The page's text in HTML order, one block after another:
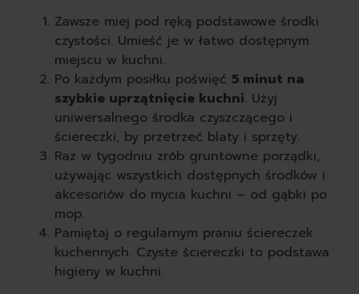
Zawsze miej pod ręką podstawowe środki
czystości. Umieść je w łatwo dostępnym
miejscu w kuchni.
Po każdym posiłku poświęć 5 minut na
szybkie uprzątnięcie kuchni. Użyj
uniwersalnego środka czyszczącego i
ściereczki, by przetrzeć blaty i sprzęty.
Raz w tygodniu zrób gruntowne porządki,
używając wszystkich dostępnych środków i
akcesoriów do mycia kuchni – od gąbki po
mop.
Pamiętaj o regularnym praniu ściereczek
kuchennych. Czyste ściereczki to podstawa
higieny w kuchni.